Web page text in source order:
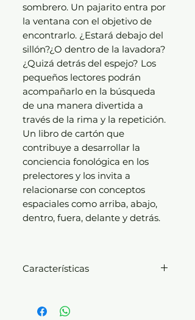
sombrero. Un pajarito entra por
la ventana con el objetivo de
encontrarlo. ¿Estará debajo del
sillón?¿O dentro de la lavadora?
¿Quizá detrás del espejo? Los
pequeños lectores podrán
acompañarlo en la búsqueda
de una manera divertida a
través de la rima y la repetición.
Un libro de cartón que
contribuye a desarrollar la
conciencia fonológica en los
prelectores y los invita a
relacionarse con conceptos
espaciales como arriba, abajo,
dentro, fuera, delante y detrás.
Características
Editorial: Polifonía